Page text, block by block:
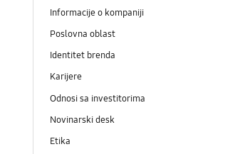
Informacije o kompaniji
Poslovna oblast
Identitet brenda
Karijere
Odnosi sa investitorima
Novinarski desk
Etika